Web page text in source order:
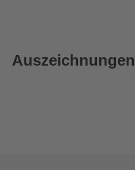
Auszeichnungen